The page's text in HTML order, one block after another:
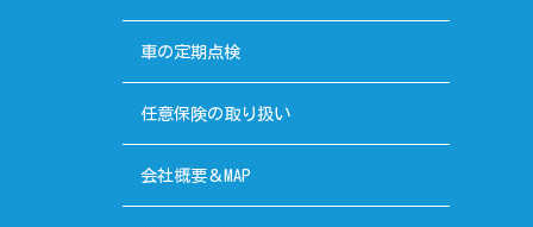
車の定期点検
任意保険の取り扱い
会社概要＆MAP